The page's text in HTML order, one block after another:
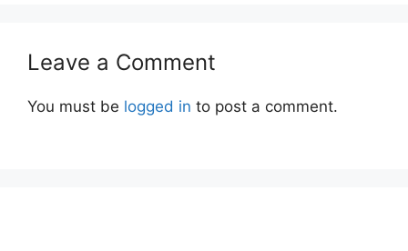
Leave a Comment
You must be logged in to post a comment.